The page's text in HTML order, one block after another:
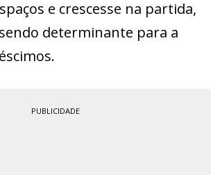
e crescesse na partida,
determinante para a
PUBLICIDADE